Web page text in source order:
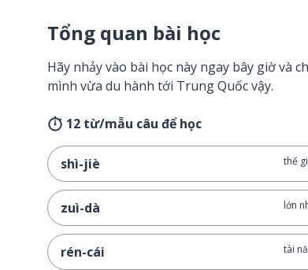
Tổng quan bài học
Hãy nhảy vào bài học này ngay bây giờ và
mình vừa du hành tới Trung Quốc vậy.
12 từ/mẫu câu để học
shì-jiè thế
zuì-dà lớn
rén-cái tài